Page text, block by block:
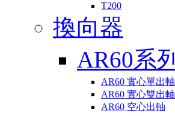
T200
換向器
AR60系列
AR60 實心單出軸
AR60 實心雙出軸
AR60 空心出軸